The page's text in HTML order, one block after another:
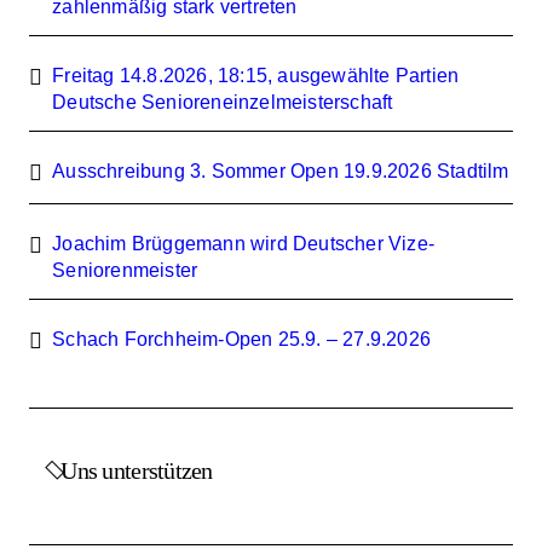
zahlenmäßig stark vertreten
Freitag 14.8.2026, 18:15, ausgewählte Partien
Deutsche Senioreneinzelmeisterschaft
Ausschreibung 3. Sommer Open 19.9.2026 Stadtilm
Joachim Brüggemann wird Deutscher Vize-
Seniorenmeister
Schach Forchheim-Open 25.9. – 27.9.2026
Uns unterstützen